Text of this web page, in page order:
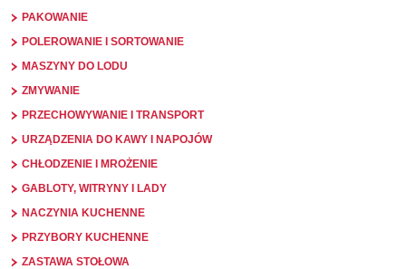
PAKOWANIE
POLEROWANIE I SORTOWANIE
MASZYNY DO LODU
ZMYWANIE
PRZECHOWYWANIE I TRANSPORT
URZĄDZENIA DO KAWY I NAPOJÓW
CHŁODZENIE I MROŻENIE
GABLOTY, WITRYNY I LADY
NACZYNIA KUCHENNE
PRZYBORY KUCHENNE
ZASTAWA STOŁOWA